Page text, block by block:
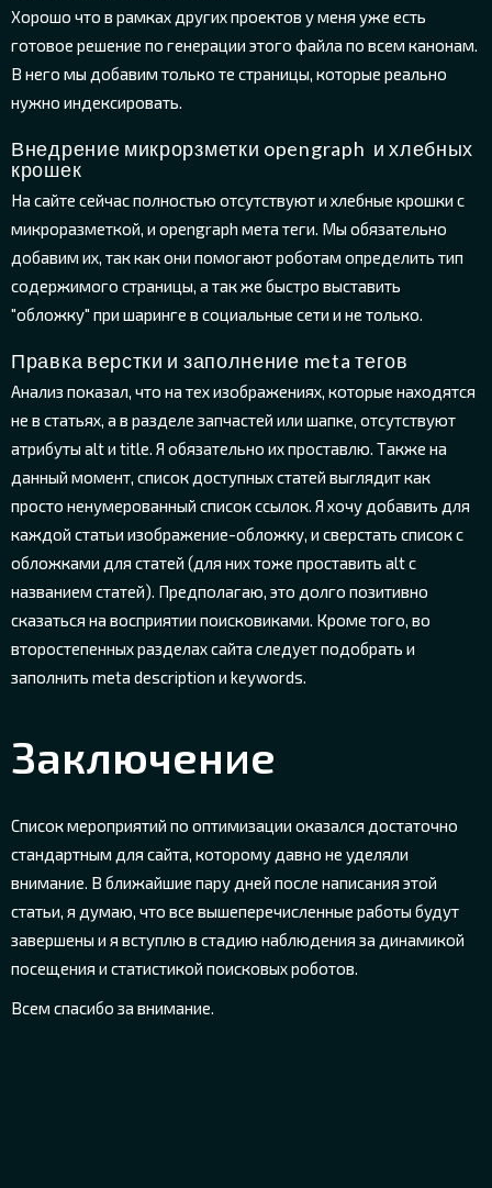
Хорошо что в рамках других проектов у меня уже есть
готовое решение по генерации этого файла по всем канонам.
В него мы добавим только те страницы, которые реально
нужно индексировать.
Внедрение микрорзметки opengraph и хлебных
крошек
На сайте сейчас полностью отсутствуют и хлебные крошки с
микроразметкой, и opengraph мета теги. Мы обязательно
добавим их, так как они помогают роботам определить тип
содержимого страницы, а так же быстро выставить
"обложку" при шаринге в социальные сети и не только.
Правка верстки и заполнение meta тегов
Анализ показал, что на тех изображениях, которые находятся
не в статьях, а в разделе запчастей или шапке, отсутствуют
атрибуты alt и title. Я обязательно их проставлю. Также на
данный момент, список доступных статей выглядит как
просто ненумерованный список ссылок. Я хочу добавить для
каждой статьи изображение-обложку, и сверстать список с
обложками для статей (для них тоже проставить alt с
названием статей). Предполагаю, это долго позитивно
сказаться на восприятии поисковиками. Кроме того, во
второстепенных разделах сайта следует подобрать и
заполнить meta description и keywords.
Заключение
Список мероприятий по оптимизации оказался достаточно
стандартным для сайта, которому давно не уделяли
внимание. В ближайшие пару дней после написания этой
статьи, я думаю, что все вышеперечисленные работы будут
завершены и я вступлю в стадию наблюдения за динамикой
посещения и статистикой поисковых роботов.
Всем спасибо за внимание.